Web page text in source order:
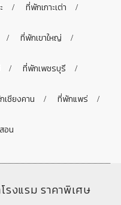
ที่พักเกาะเต่า
ที่พักเขาใหญ่
ที่พักเพชรบุรี
เชียงคาน ที่พักแพร่
อน
โรงแรม ราคาพิเศษ